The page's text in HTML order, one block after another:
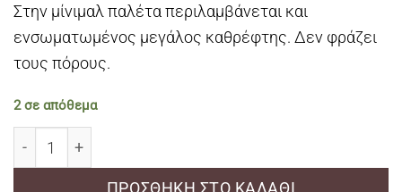
Στην μίνιμαλ παλέτα περιλαμβάνεται και
ενσωματωμένος μεγάλος καθρέφτης. Δεν φράζει
τους πόρους.
2 σε απόθεμα
ΠΡΟΣΘΉΚΗ ΣΤΟ ΚΑΛΆΘΙ